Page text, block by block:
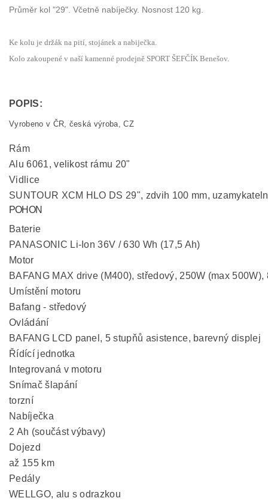
Průměr kol "29". Včetně nabíječky. Nosnost 120 kg.
Ke kolu je držák na pití, stojánek a nabiječka.
Kolo zakoupené v naší kamenné prodejně SPORT ŠEFČÍK Benešov.
POPIS:
Vyrobeno v ČR, česká výroba, CZ
Rám
Alu 6061, velikost rámu 20"
Vidlice
SUNTOUR XCM HLO DS 29", zdvih 100 mm,
POHON
Baterie
PANASONIC Li-Ion 36V / 630 Wh (17,5 Ah)
Motor
BAFANG MAX drive (M400), středový, 250W (max 500W),
Umístění motoru
Bafang - středový
Ovládání
BAFANG LCD panel, 5 stupňů asistence, barevný displej
Řídící jednotka
Integrovaná v motoru
Snímač šlapání
torzní
Nabíječka
2 Ah (součást výbavy)
Dojezd
až 155 km
Pedály
WELLGO, alu s odrazkou